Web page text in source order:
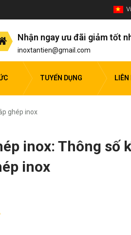
Nhận ngay ưu đãi giảm tốt
inoxtantien@gmail.com
TUYỂN DỤNG LIÊN
ghép inox
inox: Thông số
inox